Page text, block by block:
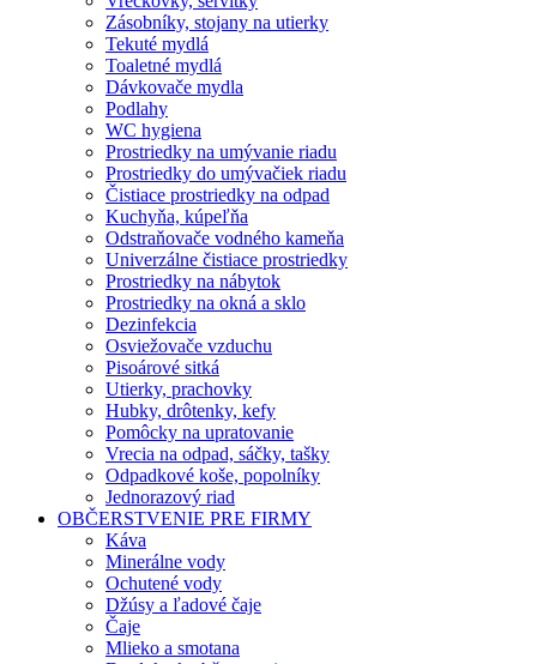
Zásobníky, stojany na utierky
Tekuté mydlá
Toaletné mydlá
Dávkovače mydla
Podlahy
WC hygiena
Prostriedky na umývanie riadu
Prostriedky do umývačiek riadu
Čistiace prostriedky na odpad
Kuchyňa, kúpeľňa
Odstraňovače vodného kameňa
Univerzálne čistiace prostriedky
Prostriedky na nábytok
Prostriedky na okná a sklo
Dezinfekcia
Osviežovače vzduchu
Pisoárové sitká
Utierky, prachovky
Hubky, drôtenky, kefy
Pomôcky na upratovanie
Vrecia na odpad, sáčky, tašky
Odpadkové koše, popolníky
Jednorazový riad
OBČERSTVENIE PRE FIRMY
Káva
Minerálne vody
Ochutené vody
Džúsy a ľadové čaje
Čaje
Mlieko a smotana